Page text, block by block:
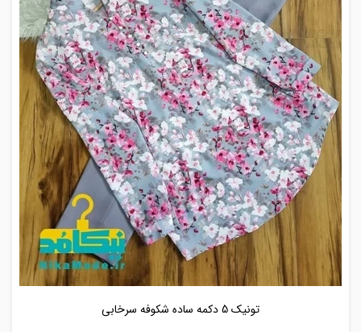
تونیک 5 دکمه ساده شکوفه سرخابی